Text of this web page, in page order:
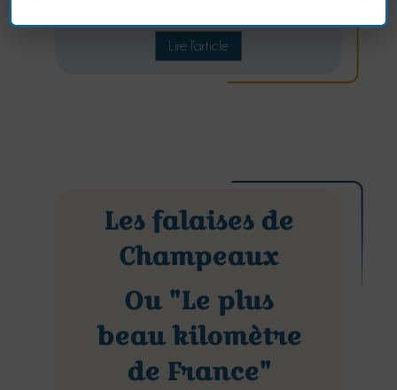
Lire l'article
Les falaises de
Champeaux
Ou "Le plus
beau kilomètre
de France"